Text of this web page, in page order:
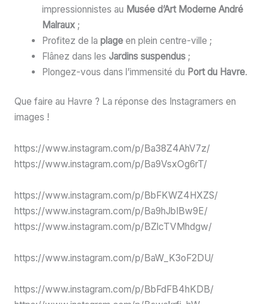
impressionnistes au Musée d’Art Moderne André
Malraux ;
Profitez de laplage en plein centre-ville ;
Flânez dans lesJardins suspendus ;
Plongez-vous dans l’immensité du Port du Havre.
Que faire au Havre ? La réponse des Instagramers en
images !
https://www.instagram.com/p/Ba38Z4AhV7z/
https://www.instagram.com/p/Ba9VsxOg6rT/
https://www.instagram.com/p/BbFKWZ4HXZS/
https://www.instagram.com/p/Ba9hJbIBw9E/
https://www.instagram.com/p/BZlcTVMhdgw/
https://www.instagram.com/p/BaW_K3oF2DU/
https://www.instagram.com/p/BbFdFB4hKDB/